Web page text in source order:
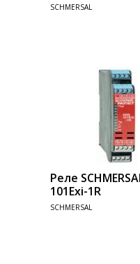
SCHMERSAL
Реле
101Exi-1R
SCHMERSAL